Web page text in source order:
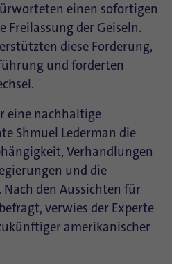
einen sofortigen
der Geiseln.
diese Forderung,
und forderten
eine nachhaltige
Shmuel Lederman die
Verhandlungen
und die
den Aussichten für
verwies der Experte
amerikanischer